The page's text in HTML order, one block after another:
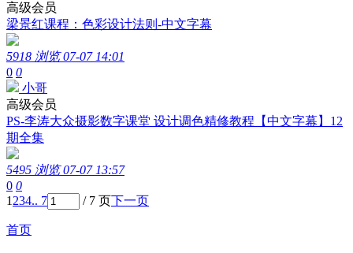
高级会员
梁景红课程：色彩设计法则-中文字幕
5918 浏览 07-07 14:01
0 0
小哥
高级会员
PS-李涛大众摄影数字课堂 设计调色精修教程【中文字幕】12
期全集
5495 浏览 07-07 13:57
0 0
1234.. 7 / 7 页下一页
首页